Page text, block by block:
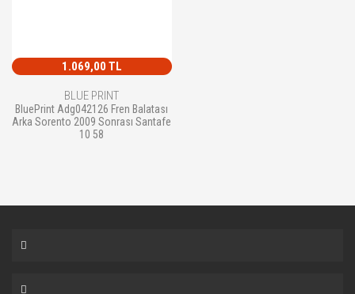
1.069,00 TL
BLUE PRINT
BluePrint Adg042126 Fren Balatası
Arka Sorento 2009 Sonrası Santafe
10 58